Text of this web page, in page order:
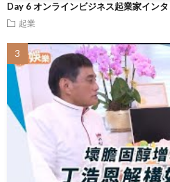
Day 6 オンラインビジネス起業家イン
起業